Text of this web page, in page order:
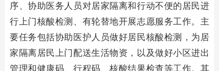
序、协助医务人员对居家隔离和行动不便的居民进
行上门核酸检测、有轮替地开展志愿服务工作。主
要任务包括协助医护人员做好居民核酸检测，为居
家隔离居民上门配送生活物资，以及做好小区进出
管理和健康码、行程码、核酸结果检查等工作。其